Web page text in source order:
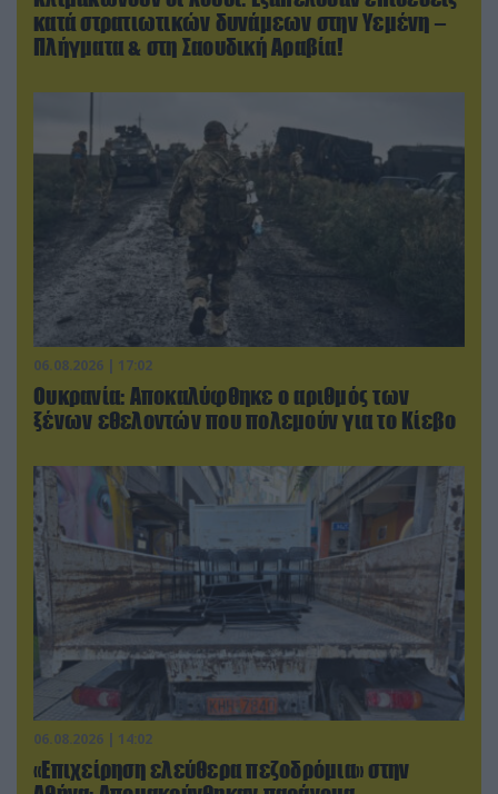
κατά στρατιωτικών δυνάμεων στην Υεμένη –
Πλήγματα & στη Σαουδική Αραβία!
06.08.2026 | 17:02
Ουκρανία: Αποκαλύφθηκε ο αριθμός των
ξένων εθελοντών που πολεμούν για το Κίεβο
06.08.2026 | 14:02
«Επιχείρηση ελεύθερα πεζοδρόμια» στην